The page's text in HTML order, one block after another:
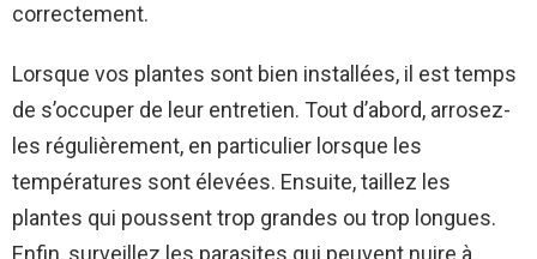
correctement.
Lorsque vos plantes sont bien installées, il est temps
de s’occuper de leur entretien. Tout d’abord, arrosez-
les régulièrement, en particulier lorsque les
températures sont élevées. Ensuite, taillez les
plantes qui poussent trop grandes ou trop longues.
Enfin, surveillez les parasites qui peuvent nuire à